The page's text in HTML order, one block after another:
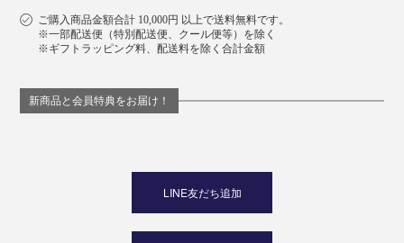
フトにもぴったり。
ご購入商品金額合計 10,000円 以上で送料無料です。
※一部配送便（特別配送便、クール便等）を除く
※ギフトラッピング料、配送料を除く合計金額
新商品と会員特典をお届け！
LINE友だち追加